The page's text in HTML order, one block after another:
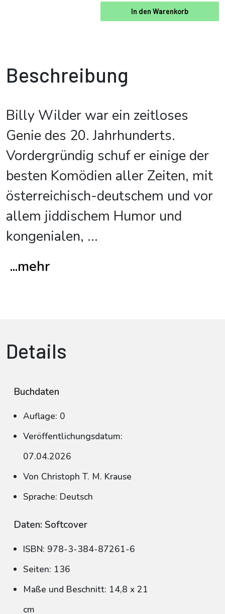
In den Warenkorb
Beschreibung
Billy Wilder war ein zeitloses
Genie des 20. Jahrhunderts.
Vordergründig schuf er einige der
besten Komödien aller Zeiten, mit
österreichisch-deutschem und vor
allem jiddischem Humor und
kongenialen, ...
...mehr
Details
Buchdaten
Auflage: 0
Veröffentlichungsdatum:
07.04.2026
Von Christoph T. M. Krause
Sprache: Deutsch
Daten: Softcover
ISBN: 978-3-384-87261-6
Seiten: 136
Maße und Beschnitt: 14,8 x 21
cm